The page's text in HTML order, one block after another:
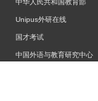
Unipus外研在线
国才考试
中国外语与教育研究中心